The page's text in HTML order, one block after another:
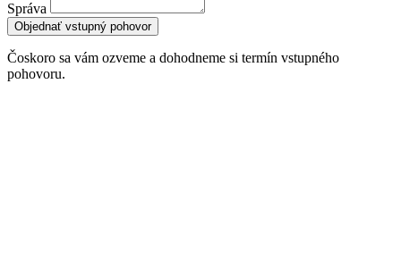
Správa
Objednať vstupný pohovor
Čoskoro sa vám ozveme a dohodneme si termín vstupného
pohovoru.